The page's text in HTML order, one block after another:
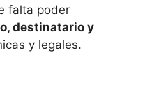
falta poder
destinatario y
y legales.